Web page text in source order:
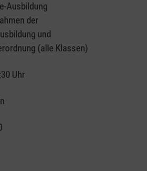
Ausbildung
der
und
(alle Klassen)
Uhr